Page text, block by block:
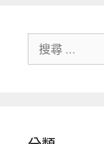
搜尋關於：